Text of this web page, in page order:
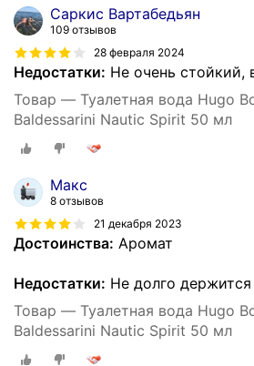
Саркис Вартабедьян
109 отзывов
28 февраля 2024
Недостатки: Не очень стойкий,
Товар — Туалетная вода Hugo
Baldessarini Nautic Spirit 50 мл
Макс
8 отзывов
21 декабря 2023
Достоинства: Аромат
Недостатки: Не долго держится
Товар — Туалетная вода Hugo
Baldessarini Nautic Spirit 50 мл